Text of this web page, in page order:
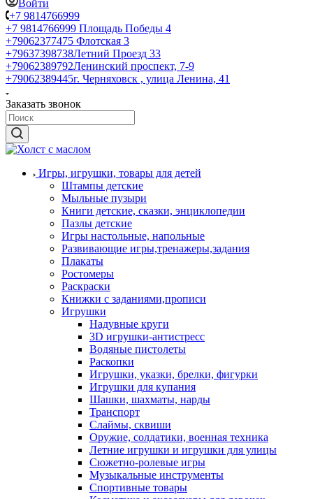
Войти
+7 9814766999
+7 9814766999 Площадь Победы 4
+79062377475 Флотская 3
+79637398738Летний Проезд 33
+79062389792Ленинский проспект, 7-9
+79062389445г. Черняховск , улица Ленина, 41
Заказать звонок
Игры, игрушки, товары для детей
Штампы детские
Мыльные пузыри
Книги детские, сказки, энциклопедии
Пазлы детские
Игры настольные, напольные
Развивающие игры,тренажеры,задания
Плакаты
Ростомеры
Раскраски
Книжки с заданиями,прописи
Игрушки
Надувные круги
3D игрушки-антистресс
Водяные пистолеты
Раскопки
Игрушки, указки, брелки, фигурки
Игрушки для купания
Шашки, шахматы, нарды
Транспорт
Слаймы, сквиши
Оружие, солдатики, военная техника
Летние игрушки и игрушки для улицы
Сюжетно-ролевые игры
Музыкальные инструменты
Спортивные товары